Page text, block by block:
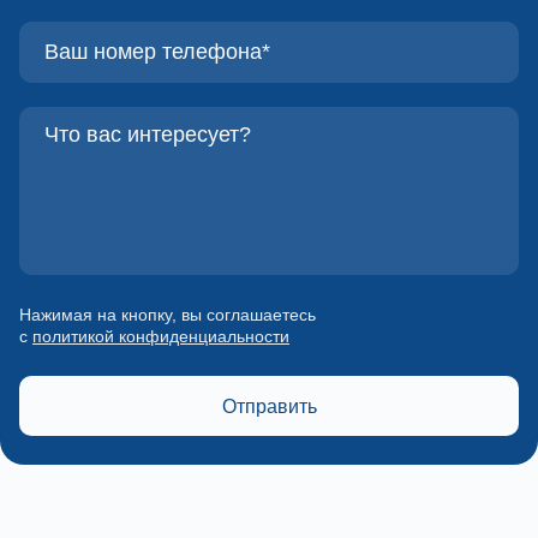
Нажимая на кнопку, вы соглашаетесь
с политикой конфиденциальности
Отправить